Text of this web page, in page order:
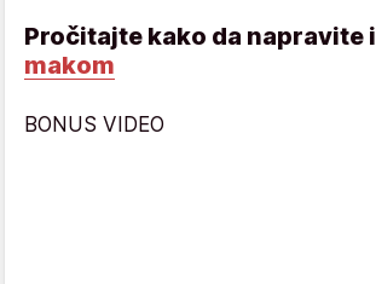
Pročitajte kako da napravite i
makom
BONUS VIDEO